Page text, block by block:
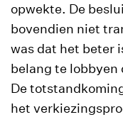
opwekte. De
bovendien niet
was dat het beter
belang te lobbyen
De
het